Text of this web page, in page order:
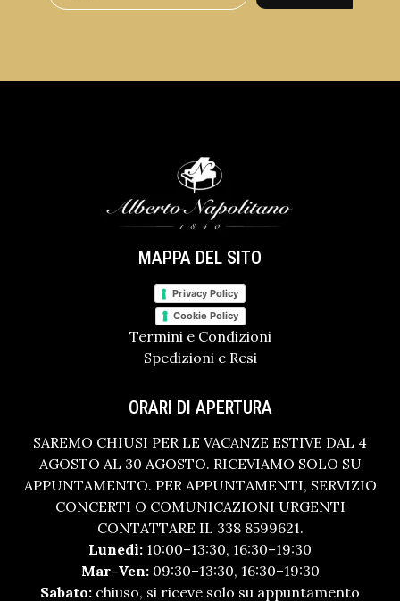
MAPPA DEL SITO
Privacy Policy
Cookie Policy
Termini e Condizioni
Spedizioni e Resi
ORARI DI APERTURA
SAREMO CHIUSI PER LE VACANZE ESTIVE DAL 4
AGOSTO AL 30 AGOSTO. RICEVIAMO SOLO SU
APPUNTAMENTO. PER APPUNTAMENTI, SERVIZIO
CONCERTI O COMUNICAZIONI URGENTI
CONTATTARE IL 338 8599621.
Lunedì: 10:00–13:30, 16:30–19:30
Mar–Ven:09:30–13:30, 16:30–19:30
Sabato: chiuso, si riceve solo su appuntamento